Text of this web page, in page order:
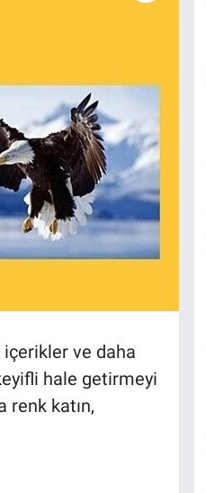
ve daha
hale getirmeyi
renk katın,